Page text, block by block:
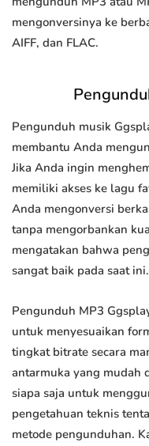
mengonversinya ke
AIFF, dan FLAC.
Pengunduh musik
membantu Anda
Jika Anda ingin
memiliki akses ke lagu
Anda mengonversi
tanpa mengorbankan
mengatakan bahwa
sangat baik pada saat ini.
Pengunduh MP3
untuk menyesuaikan
tingkat bitrate secara
antarmuka yang mudah
siapa saja untuk
pengetahuan teknis
metode pengunduhan.